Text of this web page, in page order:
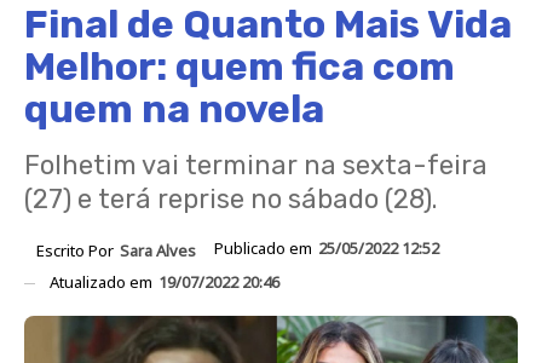
Final de Quanto Mais Vida
Melhor: quem fica com
quem na novela
Folhetim vai terminar na sexta-feira
(27) e terá reprise no sábado (28).
Escrito Por Sara Alves Publicado em 25/05/2022 12:52
Atualizado em 19/07/2022 20:46